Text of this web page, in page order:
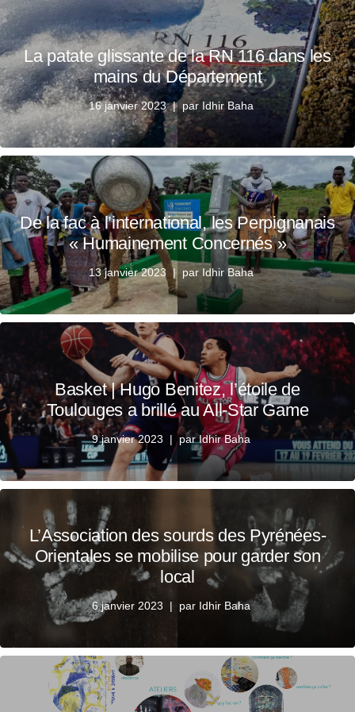
La patate glissante de la RN 116 dans les
mains du Département
16 janvier 2023 par Idhir Baha
De la fac à l’international, les Perpignanais
« Humainement Concernés »
13 janvier 2023 par Idhir Baha
Basket | Hugo Benitez, l’étoile de
Toulouges a brillé au All-Star Game
9 janvier 2023 parIdhir Baha
L’Association des sourds des Pyrénées-
Orientales se mobilise pour garder son
local
6 janvier 2023 par Idhir Baha